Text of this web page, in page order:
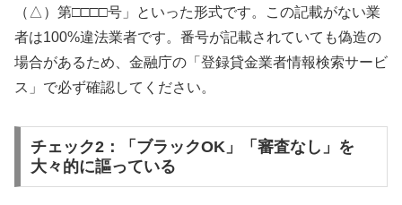
（△）第□□□□号」といった形式です。この記載がない業
者は100%違法業者です。番号が記載されていても偽造の
場合があるため、金融庁の「登録貸金業者情報検索サービ
ス」で必ず確認してください。
チェック2：「ブラックOK」「審査なし」を
大々的に謳っている